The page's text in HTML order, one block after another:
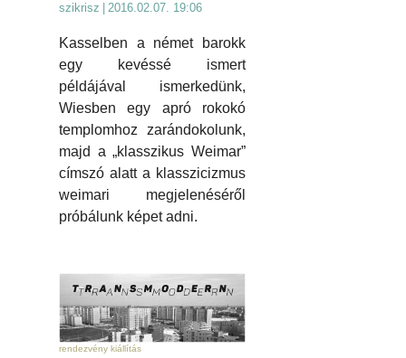
szikrisz 2016.02.07. 19:06
Kasselben a német barokk
egy kevéssé ismert
példájával ismerkedünk,
Wiesben egy apró rokokó
templomhoz zarándokolunk,
majd a „klasszikus Weimar”
címszó alatt a klasszicizmus
weimari megjelenéséről
próbálunk képet adni.
rendezvény kiállítás